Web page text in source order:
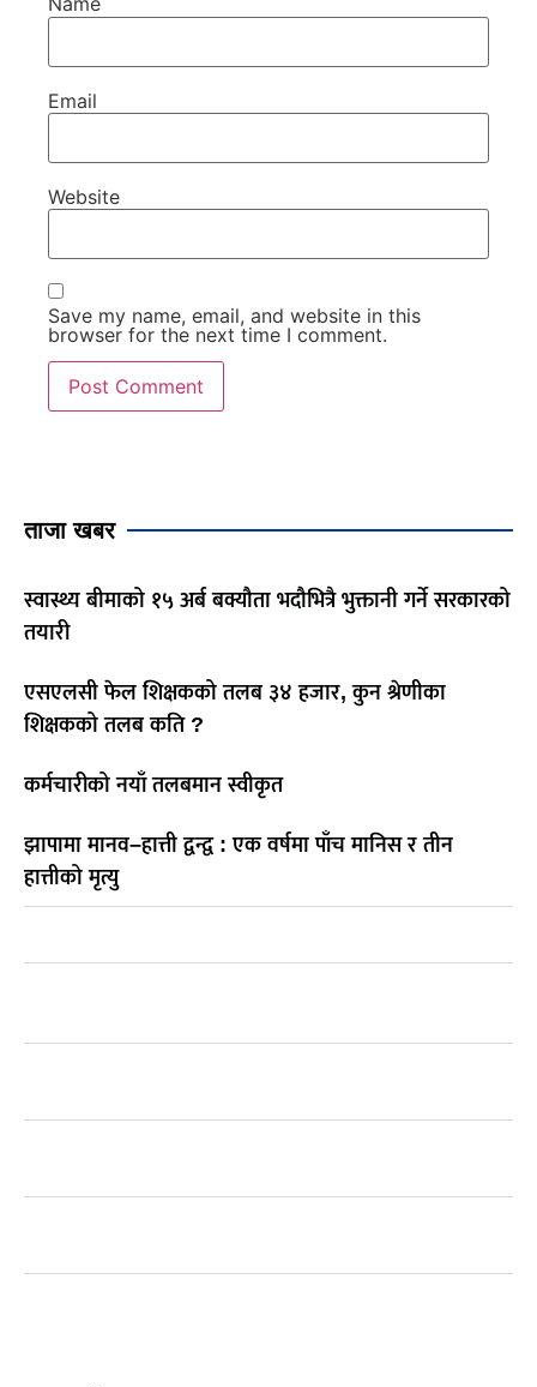
Email
Website
Save my name, email, and website in this
browser for the next time I comment.
ताजा खबर
स्वास्थ्य बीमाको १५ अर्ब बक्यौता भदौभित्रै भुक्तानी गर्ने सरकारको
तयारी
एसएलसी फेल शिक्षकको तलब ३४ हजार, कुन श्रेणीका
शिक्षकको तलब कति ?
कर्मचारीको नयाँ तलबमान स्वीकृत
झापामा मानव–हात्ती द्वन्द्व : एक वर्षमा पाँच मानिस र तीन
हात्तीको मृत्यु